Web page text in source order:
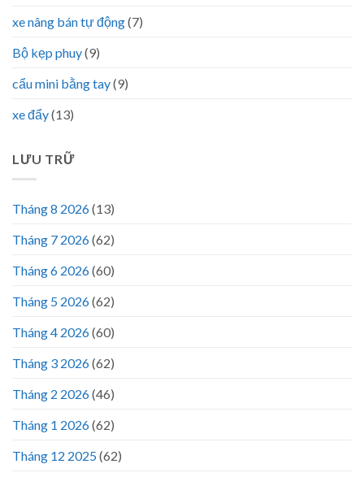
xe nâng bán tự động(7)
Bộ kẹp phuy(9)
cẩu mini bằng tay(9)
xe đẩy(13)
LƯU TRỮ
Tháng 8 2026(13)
Tháng 7 2026(62)
Tháng 6 2026(60)
Tháng 5 2026(62)
Tháng 4 2026(60)
Tháng 3 2026(62)
Tháng 2 2026(46)
Tháng 1 2026(62)
Tháng 12 2025(62)